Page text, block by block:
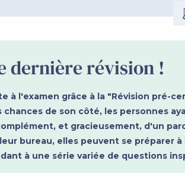
dernière révision !
à l'examen grâce à la "Révision pré-
de son côté, les personnes
et gracieusement, d'un
bureau, elles peuvent se préparer
à une série variée de questions